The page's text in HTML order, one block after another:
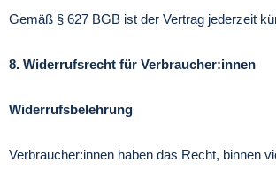
Gemäß § 627 BGB ist der Vertrag jederzeit
8. Widerrufsrecht für Verbraucher:innen
Widerrufsbelehrung
Verbraucher:innen haben das Recht, binnen